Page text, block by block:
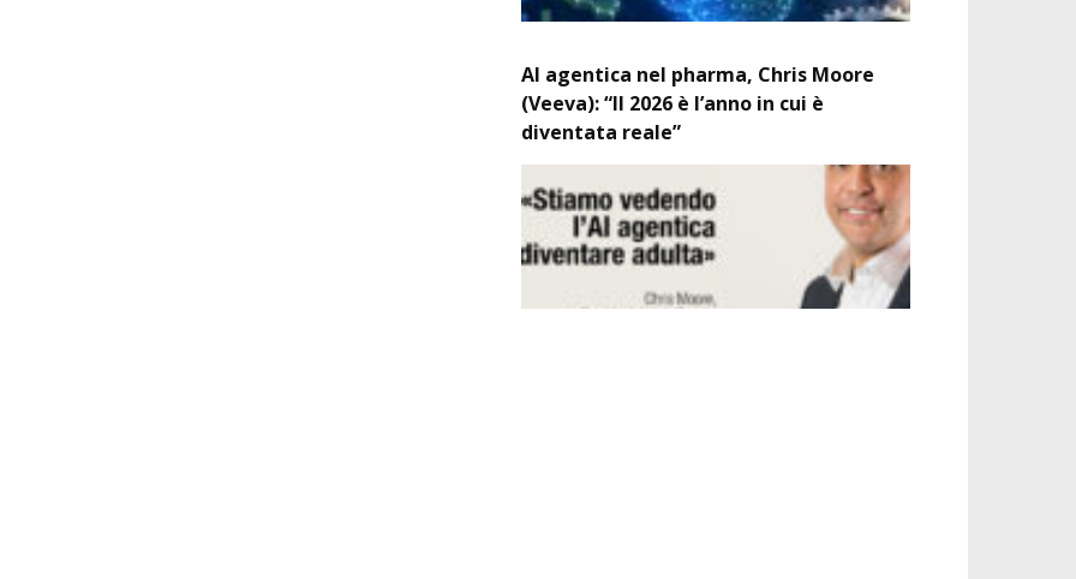
AI agentica nel pharma, Chris Moore
(Veeva): “Il 2026 è l’anno in cui è
diventata reale”